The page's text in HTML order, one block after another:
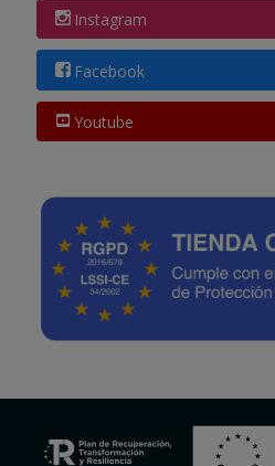
Instagram
Facebook
Youtube